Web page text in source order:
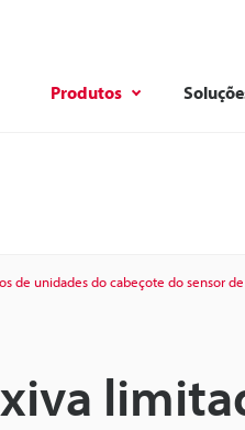
Produtos
de unidades do cabeçote do sensor